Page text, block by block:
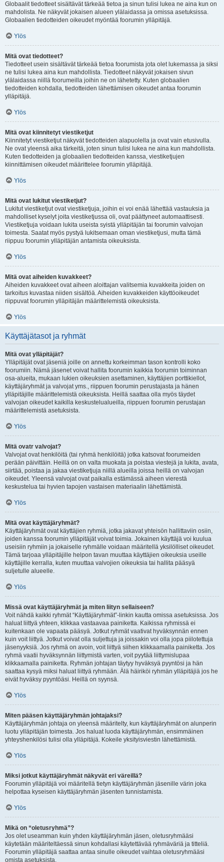
Globaalit tiedotteet sisältävät tärkeää tietoa ja sinun tulisi lukea ne aina kun on
mahdolista. Ne näkyvät jokaisen alueen ylälaidassa ja omissa asetuksissa.
Globaalien tiedotteiden oikeudet myöntää foorumin ylläpitäjä.
Ylös
Mitä ovat tiedotteet?
Tiedotteet usein sisältävät tärkeää tietoa foorumista jota olet lukemassa ja siksi
ne tulisi lukea aina kun mahdollista. Tiedotteet näkyvät jokaisen sivun
ylälaidassa niillä foorumeilla joihin ne on lähetetty. Kuten globaalien
tiedotteiden kohdalla, tiedotteiden lähettämisen oikeudet antaa foorumin
ylläpitäjä.
Ylös
Mitä ovat kiinnitetyt viestiketjut
Kiinnitetyt viestiketjut näkyvät tiedotteiden alapuolella ja ovat vain etusivulla.
Ne ovat yleensä aika tärkeitä, joten sinun tulisi lukea ne aina kun mahdollista.
Kuten tiedotteiden ja globaalien tiedotteiden kanssa, viestiketjujen
kiinnittämisen oikeudet määrittelee foorumin ylläpitäjä.
Ylös
Mitä ovat lukitut viestiketjut?
Lukitut viestiketjut ovat viestiketjuja, joihin ei voi enää lähettää vastauksia ja
mahdolliset kyselyt joita viestiketjussa oli, ovat päättyneet automaattisesti.
Viestiketjuja voidaan lukita useista syistä ylläpitäjän tai foorumin valvojan
toimesta. Saatat myös pystyä lukitsemaan oman viestiketjusi, mutta tämä
riippuu foorumin ylläpitäjän antamista oikeuksista.
Ylös
Mitä ovat aiheiden kuvakkeet?
Aiheiden kuvakkeet ovat aiheen aloittajan valitsemia kuvakkeita joiden on
tarkoitus kuvastaa niiden sisältöä. Aiheiden kuvakkeiden käyttöoikeudet
riippuvat foorumin ylläpitäjän määrittelemistä oikeuksista.
Ylös
Käyttäjätasot ja ryhmät
Mitä ovat ylläpitäjät?
Ylläpitäjät ovat jäseniä joille on annettu korkeimman tason kontrolli koko
foorumiin. Nämä jäsenet voivat hallita foorumin kaikkia foorumin toiminnan
osa-alueita, mukaan lukien oikeuksien asettaminen, käyttäjien porttikiellot,
käyttäjäryhmät ja valvojat yms., riippuen foorumin perustajasta ja hänen
ylläpitäjille määrittelemistä oikeuksista. Heillä saattaa olla myös täydet
valvojan oikeudet kaikilla keskustelualueilla, riippuen foorumin perustajan
määrittelemistä asetuksista.
Ylös
Mitä ovatr valvojat?
Valvojat ovat henkilöitä (tai ryhmä henkilöitä) jotka katsovat foorumeiden
perään päivittäin. Heillä on on valta muokata ja poistaa viestejä ja lukita, avata,
siirtää, poistaa ja jakaa viestiketjuja niillä alueilla joissa heillä on valvojan
oikeudet. Yleensä valvojat ovat paikalla estämässä aiheen vierestä
keskustelua tai hyvien tapojen vastaisen materiaalin lähettämistä.
Ylös
Mitä ovat käyttäjäryhmät?
Käyttäjäryhmät ovat käyttäjien ryhmiä, jotka jakavat yhteisön hallittaviin osiin,
joiden kanssa foorumin ylläpitäjät voivat toimia. Jokainen käyttäjä voi kuulua
useisiin ryhmiin ja jokaiselle ryhmälle voidaan määritellä yksilölliset oikeudet.
Tämä tarjoaa ylläpitäjille helpon tavan muuttaa käyttäjien oikeuksia useille
käyttäjille kerralla, kuten muuttaa valvojien oikeuksia tai hallita pääsyä
suljetulle alueelle.
Ylös
Missä ovat käyttäjäryhmät ja miten liityn sellaiseen?
Voit nähdä kaikki ryhmät “Käyttäjäryhmät”-linkin kautta omissa asetuksissa. Jos
haluat liittyä yhteen, klikkaa vastaavaa painiketta. Kaikissa ryhmissä ei
kuitenkaan ole vapaata pääsyä. Jotkut ryhmät vaativat hyväksynnän ennen
kuin voit liittyä. Jotkut voivat olla suljettuja ja joissakin voi olla jopa piilotettuja
jäsenyyksiä. Jos ryhmä on avoin, voit liittyä siihen klikkaamalla painiketta. Jos
ryhmä vaatii hyväksynnän liittymistä varten, voit pyytää liittymislupaa
klikkaamalla painiketta. Ryhmän johtajan täytyy hyväksyä pyyntösi ja hän
saattaa kysyä miksi haluat liittyä ryhmään. Älä häiriköi ryhmän ylläpitäjiä jos he
eivät hyväksy pyyntöäsi. Heillä on syynsä.
Ylös
Miten pääsen käyttäjäryhmän johtajaksi?
Käyttäjäryhmän johtaja on yleensä määritelty, kun käyttäjäryhmät on alunperin
luotu ylläpitäjän toimesta. Jos haluat luoda käyttäjäryhmän, ensimmäinen
yhteyshenkilösi tulisi olla ylläpitäjä. Kokeile yksityisviestin lähettämistä.
Ylös
Miksi jotkut käyttäjäryhmät näkyvät eri väreillä?
Foorumin ylläpitäjä voi määritellä tietyn käyttäjäryhmän jäsenille värin joka
helpottaa kyseisen käyttäjäryhmän jäsenten tunnistamista.
Ylös
Mikä on “oletusryhmä”?
Jos olet useamman kuin yhden käyttäjäryhmän jäsen, oletusryhmääsi
käytetään määriteltäessä sinun kohdallasi käytettävää ryhmäväriä ja titteliä.
Foorumin ylläpitäjä saattaa antaa sinulle oikeudet vaihtaa oletusryhmääsi
omista asetuksista.